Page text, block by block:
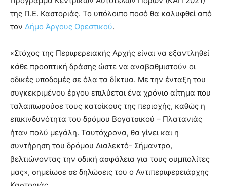
της Π.Ε. Καστοριάς. Το υπόλοιπο ποσό θα καλυφθεί από
τον Δήμο Άργους Ορεστικού.
«Στόχος της Περιφερειακής Αρχής είναι να εξαντληθεί
κάθε προοπτική δράσης ώστε να αναβαθμιστούν οι
οδικές υποδομές σε όλα τα δίκτυα. Με την ένταξη του
συγκεκριμένου έργου επιλύεται ένα χρόνιο αίτημα που
ταλαιπωρούσε τους κατοίκους της περιοχής, καθώς η
επικινδυνότητα του δρόμου Βογατσικού – Πλατανιάς
ήταν πολύ μεγάλη. Ταυτόχρονα, θα γίνει και η
συντήρηση του δρόμου Διαλεκτό- Σήμαντρο,
βελτιώνοντας την οδική ασφάλεια για τους συμπολίτες
μας», σημείωσε σε δηλώσεις του ο Αντιπεριφερειάρχης